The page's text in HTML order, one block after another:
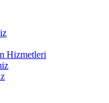
Hizmetleri